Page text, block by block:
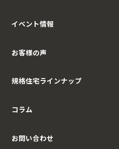
イベント情報
お客様の声
規格住宅ラインナップ
コラム
お問い合わせ